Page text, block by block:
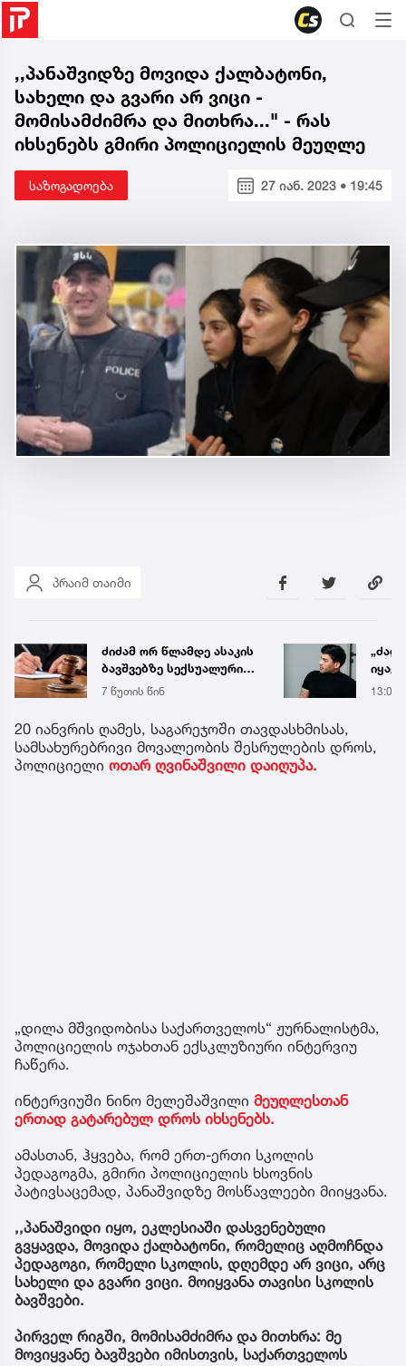
,,პანაშვიდზე მოვიდა ქალბატონი,
სახელი და გვარი არ ვიცი -
მომისამძიმრა და მითხრა..." - რას
იხსენებს გმირი პოლიციელის მეუღლე
საზოგადოება 27 იან. 2023 • 19:45
პრაიმ თაიმი
ძიძამ ორ წლამდე ასაკის
ბავშვებზე სექსუალური
ძალადობა გადაიღო -
სასამართლომ მას 70
წლით პატიმრობა
მიუსაჯა
7 წუთის წინ 13:03
20 იანვრის ღამეს, საგარეჯოში თავდასხმისას,
სამსახურებრივი მოვალეობის შესრულების დროს,
პოლიციელი ოთარ ღვინაშვილი დაიღუპა.
„დილა მშვიდობისა საქართველოს“ ჟურნალისტმა,
პოლიციელის ოჯახთან ექსკლუზიური ინტერვიუ
ჩაწერა.
ინტერვიუში ნინო მელეშაშვილი მეუღლესთან
ერთად გატარებულ დროს იხსენებს.
ამასთან, ჰყვება, რომ ერთ-ერთი სკოლის
პედაგოგმა, გმირი პოლიციელის ხსოვნის
პატივსაცემად, პანაშვიდზე მოსწავლეები მიიყვანა.
,,პანაშვიდი იყო, ეკლესიაში დასვენებული
გვყავდა, მოვიდა ქალბატონი, რომელიც აღმოჩნდა
პედაგოგი, რომელი სკოლის, დღემდე არ ვიცი, არც
სახელი და გვარი ვიცი. მოიყვანა თავისი სკოლის
ბავშვები.
პირველ რიგში, მომისამძიმრა და მითხრა: მე
მოვიყვანე ბავშვები იმისთვის, საქართველოს